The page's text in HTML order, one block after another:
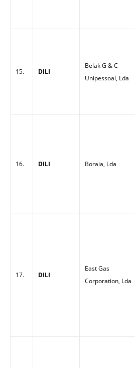
15. DILI
Belak G & C
Unipessoal, Lda
16. DILI Borala, Lda
17. DILI
East Gas
Corporation, Lda